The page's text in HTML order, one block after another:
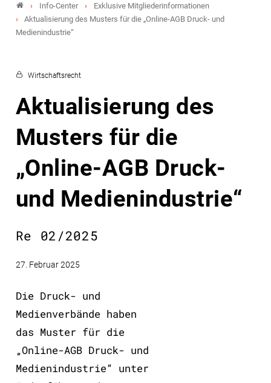
Info-Center
Exklusive Mitgliederinformationen
Aktualisierung des Musters für die „Online-AGB Druck- und
Medienindustrie“
Wirtschaftsrecht
Aktualisierung des
Musters für die
„Online-AGB Druck-
und Medienindustrie“
Re 02/2025
27. Februar 2025
Die Druck- und
Medienverbände haben
das Muster für die
„Online-AGB Druck- und
Medienindustrie“ unter